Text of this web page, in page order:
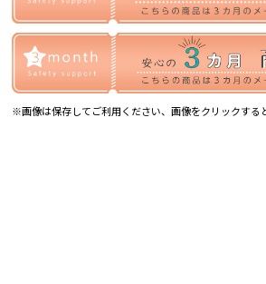
※画像は保存してご利用ください、画像をクリックする